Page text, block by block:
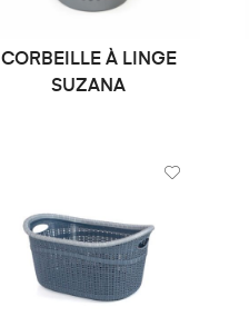
CORBEILLE À LINGE
SUZANA